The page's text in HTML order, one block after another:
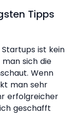
Tipps
ist kein
sich die
Wenn
man sehr
erfolgreicher
geschafft